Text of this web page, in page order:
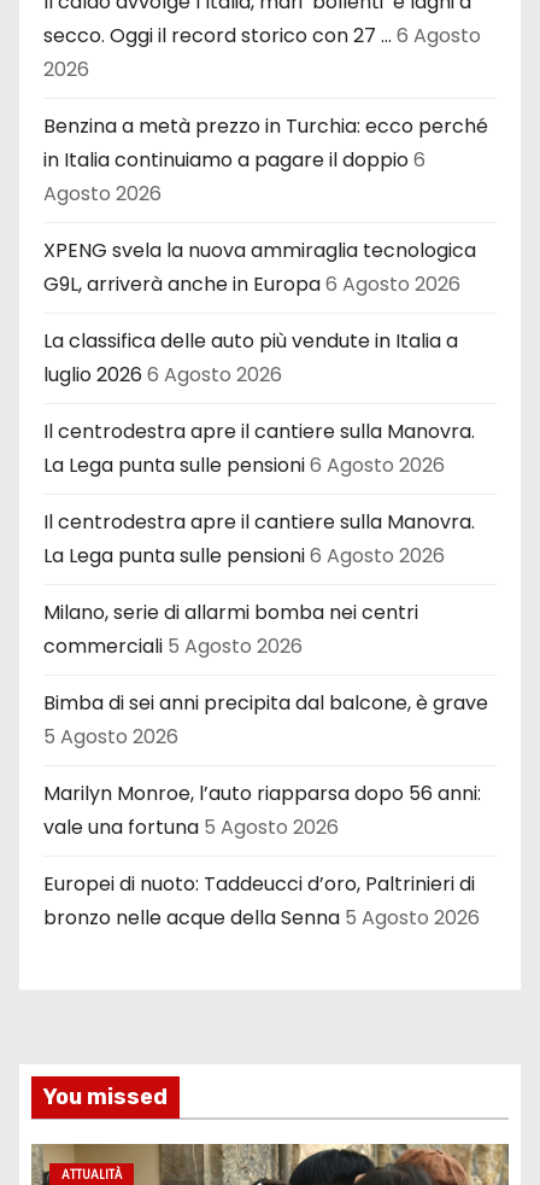
secco. Oggi il record storico con 27 … 6 Agosto
2026
Benzina a metà prezzo in Turchia: ecco perché
in Italia continuiamo a pagare il doppio6
Agosto 2026
XPENG svela la nuova ammiraglia tecnologica
G9L, arriverà anche in Europa6 Agosto 2026
La classifica delle auto più vendute in Italia a
luglio 2026 6 Agosto 2026
Il centrodestra apre il cantiere sulla Manovra.
La Lega punta sulle pensioni6 Agosto 2026
Il centrodestra apre il cantiere sulla Manovra.
La Lega punta sulle pensioni6 Agosto 2026
Milano, serie di allarmi bomba nei centri
commerciali 5 Agosto 2026
Bimba di sei anni precipita dal balcone, è grave
5 Agosto 2026
Marilyn Monroe, l’auto riapparsa dopo 56 anni:
vale una fortuna 5 Agosto 2026
Europei di nuoto: Taddeucci d’oro, Paltrinieri di
bronzo nelle acque della Senna 5 Agosto 2026
You missed
ATTUALITÀ